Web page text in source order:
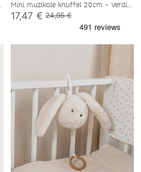
Mini muzikale knuffel 20cm - Verdi
17,47 € 24,95 €